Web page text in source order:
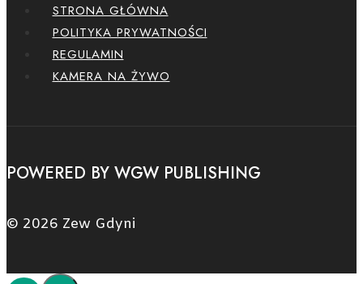
STRONA GŁÓWNA
POLITYKA PRYWATNOŚCI
REGULAMIN
KAMERA NA ŻYWO
POWERED BY WGW PUBLISHING
© 2026 Zew Gdyni